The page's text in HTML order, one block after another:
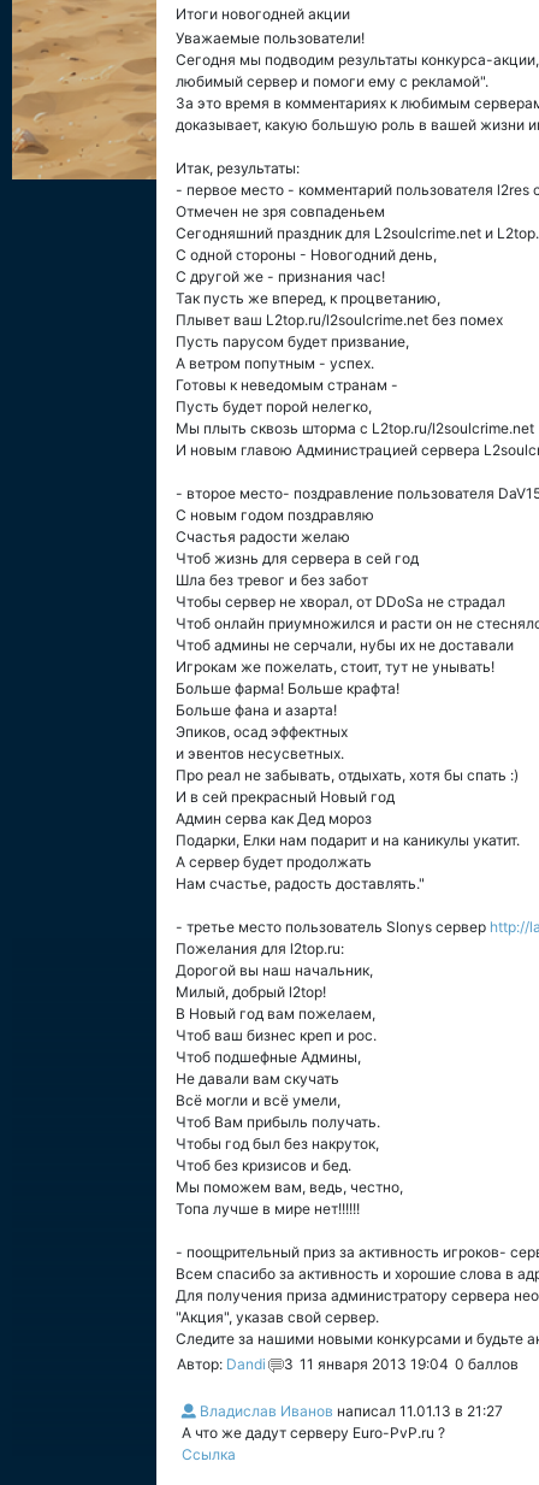
Итоги новогодней акции
Уважаемые пользователи!
Сегодня мы подводим результаты конкурса-
любимый сервер и помоги ему с рекламой".
За это время в комментариях к любимым
доказывает, какую большую роль в вашей жизни
Итак, результаты:
- первое место - комментарий пользователя l2res
Отмечен не зря совпаденьем
Сегодняшний праздник для L2soulcrime.net и
С одной стороны - Новогодний день,
С другой же - признания час!
Так пусть же вперед, к процветанию,
Плывет ваш L2top.ru/l2soulcrime.net без помех
Пусть парусом будет призвание,
А ветром попутным - успех.
Готовы к неведомым странам -
Пусть будет порой нелегко,
Мы плыть сквозь шторма с L2top.ru/l2soulcrime.net
И новым главою Администрацией сервера
- второе место- поздравление пользователя
С новым годом поздравляю
Счастья радости желаю
Чтоб жизнь для сервера в сей год
Шла без тревог и без забот
Чтобы сервер не хворал, от DDoSa не страдал
Чтоб онлайн приумножился и расти он не
Чтоб админы не серчали, нубы их не доставали
Игрокам же пожелать, стоит, тут не унывать!
Больше фарма! Больше крафта!
Больше фана и азарта!
Эпиков, осад эффектных
и эвентов несусветных.
Про реал не забывать, отдыхать, хотя бы спать :)
И в сей прекрасный Новый год
Админ серва как Дед мороз
Подарки, Елки нам подарит и на каникулы укатит.
А сервер будет продолжать
Нам счастье, радость доставлять."
- третье место пользователь Slonys сервер http://
Пожелания для l2top.ru:
Дорогой вы наш начальник,
Милый, добрый l2top!
В Новый год вам пожелаем,
Чтоб ваш бизнес креп и рос.
Чтоб подшефные Админы,
Не давали вам скучать
Всё могли и всё умели,
Чтоб Вам прибыль получать.
Чтобы год был без накруток,
Чтоб без кризисов и бед.
Мы поможем вам, ведь, честно,
Топа лучше в мире нет!!!!!!
- поощрительный приз за активность игроков-
Всем спасибо за активность и хорошие слова в
Для получения приза администратору сервера
"Акция", указав свой сервер.
Следите за нашими новыми конкурсами и будьте
Автор: Dandi 3 11 января 2013 19:04 0 баллов
Владислав Иванов написал 11.01.13 в 21:27
А что же дадут серверу Euro-PvP.ru ?
Ссылка